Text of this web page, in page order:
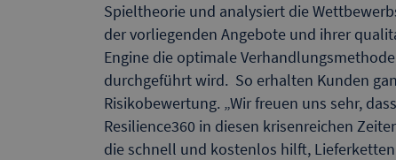
Spieltheorie und analysiert die
der vorliegenden Angebote und ihrer
Engine die optimale
durchgeführt wird. So erhalten Kunden
Risikobewertung. „Wir freuen uns sehr,
Resilience360 in diesen krisenreichen
die schnell und kostenlos hilft,